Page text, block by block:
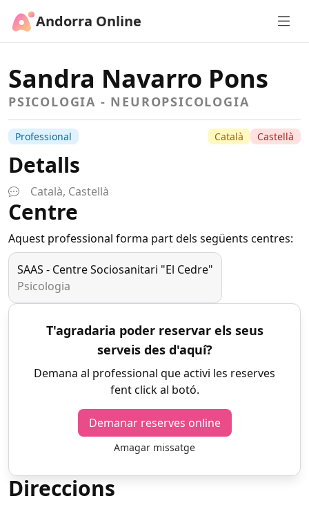
Andorra Online
Sandra Navarro Pons
PSICOLOGIA - NEUROPSICOLOGIA
Professional Català Castellà
Detalls
Català, Castellà
Centre
Aquest professional forma part dels següents centres:
SAAS - Centre Sociosanitari "El Cedre"
Psicologia
T'agradaria poder reservar els seus
serveis des d'aquí?
Demana al professional que activi les reserves
fent click al botó.
Demanar reserves online
Amagar missatge
Direccions